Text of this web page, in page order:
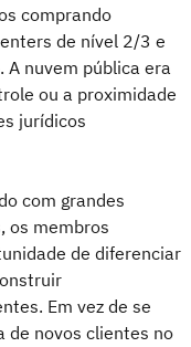
comprando
de nível 2/3 e
nuvem pública era
ou a proximidade
jurídicos
com grandes
os membros
de diferenciar
Em vez de se
de novos clientes no